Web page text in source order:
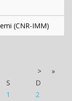
(CNR-IMM)
>
»
S
D
1
2